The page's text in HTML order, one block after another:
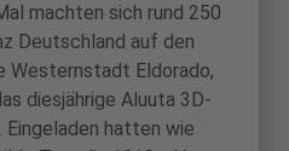
machten sich rund 250
Deutschland auf den
Westernstadt Eldorado,
diesjährige Aluuta 3D-
hatten wie